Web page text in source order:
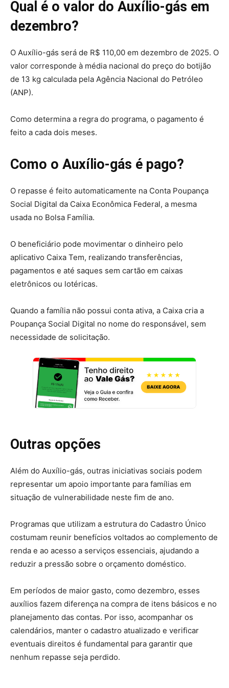
Qual é o valor do Auxílio-gás em
dezembro?
O Auxílio-gás será de R$ 110,00 em dezembro de 2025. O
valor corresponde à média nacional do preço do botijão
de 13 kg calculada pela Agência Nacional do Petróleo
(ANP).
Como determina a regra do programa, o pagamento é
feito a cada dois meses.
Como o Auxílio-gás é pago?
O repasse é feito automaticamente na Conta Poupança
Social Digital da Caixa Econômica Federal, a mesma
usada no Bolsa Família.
O beneficiário pode movimentar o dinheiro pelo
aplicativo Caixa Tem, realizando transferências,
pagamentos e até saques sem cartão em caixas
eletrônicos ou lotéricas.
Quando a família não possui conta ativa, a Caixa cria a
Poupança Social Digital no nome do responsável, sem
necessidade de solicitação.
Outras opções
Além do Auxílio-gás, outras iniciativas sociais podem
representar um apoio importante para famílias em
situação de vulnerabilidade neste fim de ano.
Programas que utilizam a estrutura do Cadastro Único
costumam reunir benefícios voltados ao complemento de
renda e ao acesso a serviços essenciais, ajudando a
reduzir a pressão sobre o orçamento doméstico.
Em períodos de maior gasto, como dezembro, esses
auxílios fazem diferença na compra de itens básicos e no
planejamento das contas. Por isso, acompanhar os
calendários, manter o cadastro atualizado e verificar
eventuais direitos é fundamental para garantir que
nenhum repasse seja perdido.